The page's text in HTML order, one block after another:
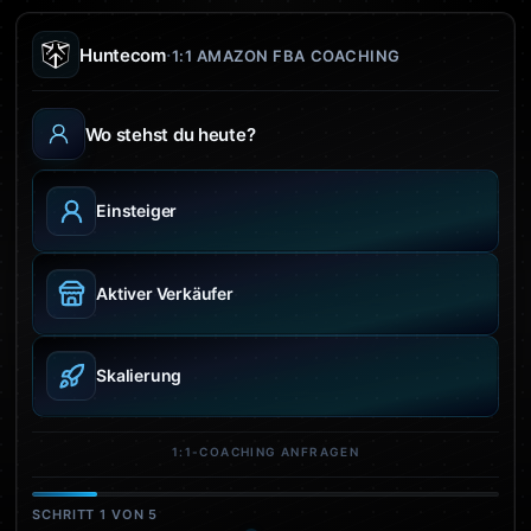
Huntecom·1:1 AMAZON FBA COACHING
Wo stehst du heute?
Einsteiger
Aktiver Verkäufer
Skalierung
1:1-COACHING ANFRAGEN
SCHRITT1 VON 5